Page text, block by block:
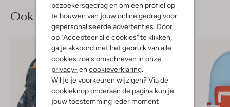
bezoekersgedrag en om een profiel op
te bouwen van jouw online gedrag voor
gepersonaliseerde advertenties. Door
op "Accepteer alle cookies" te klikken,
ga je akkoord met het gebruik van alle
cookies zoals omschreven in onze
privacy- en cookieverklaring
Wil je je voorkeuren wijzigen? Via de
cookieknop onderaan de pagina kun je
jouw toestemming ieder moment
Ook iets voor jou?